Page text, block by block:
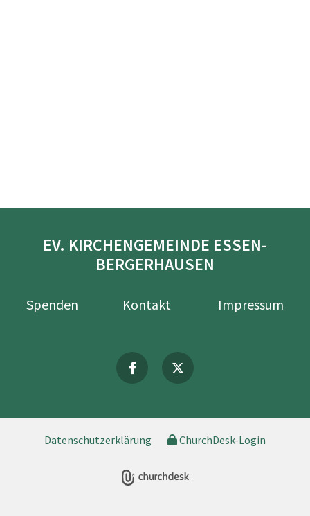
EV. KIRCHENGEMEINDE ESSEN-
BERGERHAUSEN
Spenden Kontakt Impressum
Datenschutzerklärung ChurchDesk-Login